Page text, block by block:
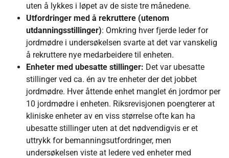
uten å lykkes i løpet av de siste tre månedene.
Utfordringer med å rekruttere (utenom
utdanningsstillinger): Omkring hver fjerde leder for
jordmødre i undersøkelsen svarte at det var vanskelig
å rekruttere nye medarbeidere til enheten.
Enheter med ubesatte stillinger: Det var ubesatte
stillinger ved ca. én av tre enheter der det jobbet
jordmødre. Hver åttende enhet manglet én jordmor per
10 jordmødre i enheten. Riksrevisjonen poengterer at
kliniske enheter av en viss størrelse ofte kan ha
ubesatte stillinger uten at det nødvendigvis er et
uttrykk for bemanningsutfordringer, men
undersøkelsen viste at ledere ved enheter med